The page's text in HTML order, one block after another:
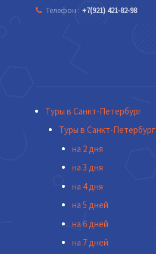
Телефон : +7(921) 421-82-98
Туры в Санкт-Петербург
Туры в Санкт-Петербург
на 2 дня
на 3 дня
на 4 дня
на 5 дней
на 6 дней
на 7 дней